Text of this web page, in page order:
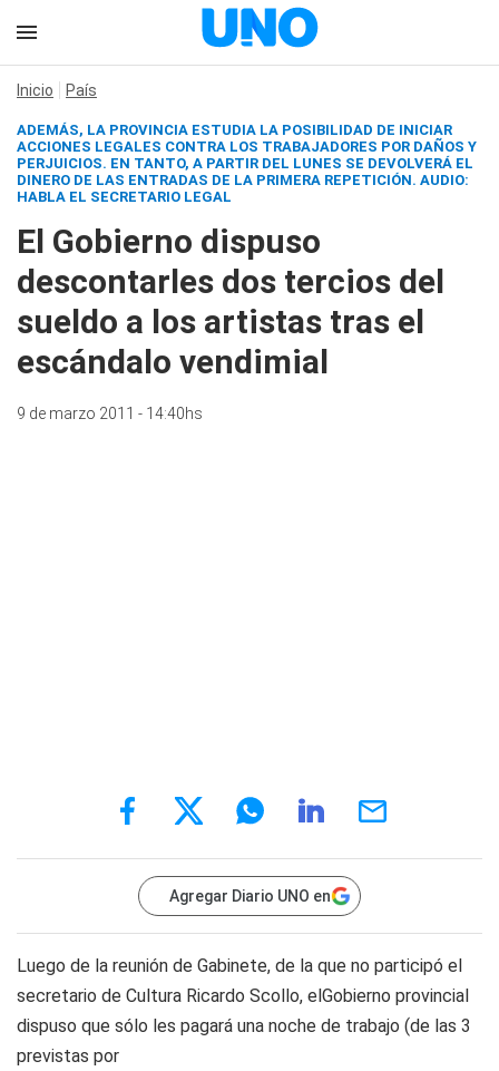
Inicio País
ADEMÁS, LA PROVINCIA ESTUDIA LA POSIBILIDAD DE INICIAR
ACCIONES LEGALES CONTRA LOS TRABAJADORES POR DAÑOS Y
PERJUICIOS. EN TANTO, A PARTIR DEL LUNES SE DEVOLVERÁ EL
DINERO DE LAS ENTRADAS DE LA PRIMERA REPETICIÓN. AUDIO:
HABLA EL SECRETARIO LEGAL
El Gobierno dispuso
descontarles dos tercios del
sueldo a los artistas tras el
escándalo vendimial
9 de marzo 2011 - 14:40hs
Agregar Diario UNO en
Luego de la reunión de Gabinete, de la que no participó el
secretario de Cultura Ricardo Scollo, elGobierno provincial
dispuso que sólo les pagará una noche de trabajo (de las 3
previstas por